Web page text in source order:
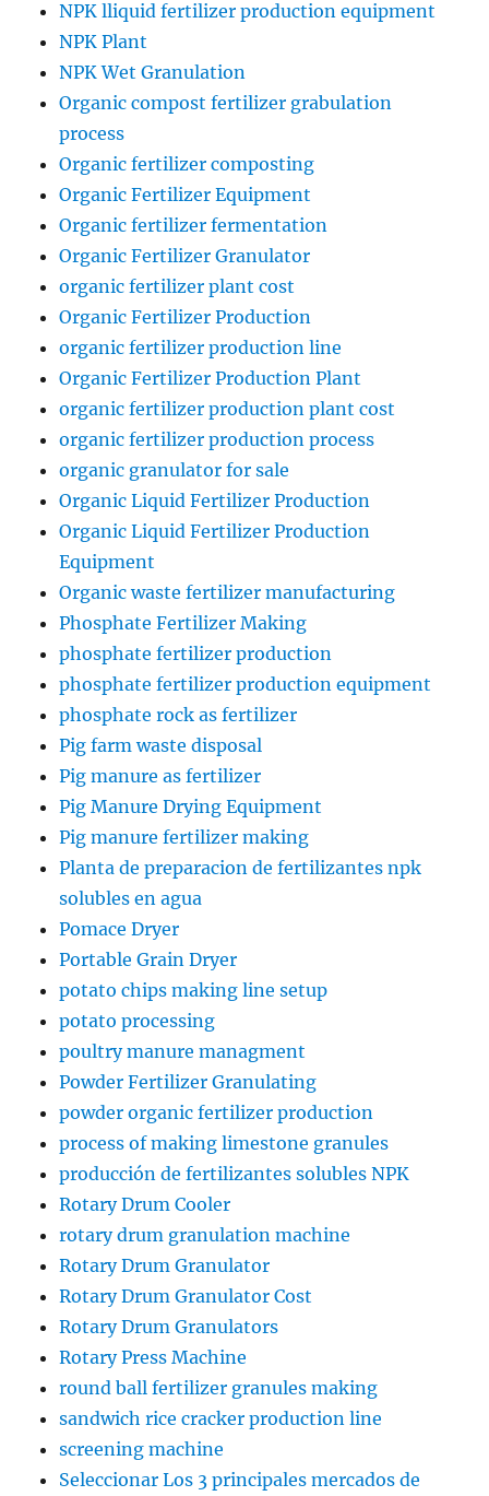
NPK lliquid fertilizer production equipment
NPK Plant
NPK Wet Granulation
Organic compost fertilizer grabulation
process
Organic fertilizer composting
Organic Fertilizer Equipment
Organic fertilizer fermentation
Organic Fertilizer Granulator
organic fertilizer plant cost
Organic Fertilizer Production
organic fertilizer production line
Organic Fertilizer Production Plant
organic fertilizer production plant cost
organic fertilizer production process
organic granulator for sale
Organic Liquid Fertilizer Production
Organic Liquid Fertilizer Production
Equipment
Organic waste fertilizer manufacturing
Phosphate Fertilizer Making
phosphate fertilizer production
phosphate fertilizer production equipment
phosphate rock as fertilizer
Pig farm waste disposal
Pig manure as fertilizer
Pig Manure Drying Equipment
Pig manure fertilizer making
Planta de preparacion de fertilizantes npk
solubles en agua
Pomace Dryer
Portable Grain Dryer
potato chips making line setup
potato processing
poultry manure managment
Powder Fertilizer Granulating
powder organic fertilizer production
process of making limestone granules
producción de fertilizantes solubles NPK
Rotary Drum Cooler
rotary drum granulation machine
Rotary Drum Granulator
Rotary Drum Granulator Cost
Rotary Drum Granulators
Rotary Press Machine
round ball fertilizer granules making
sandwich rice cracker production line
screening machine
Seleccionar Los 3 principales mercados de